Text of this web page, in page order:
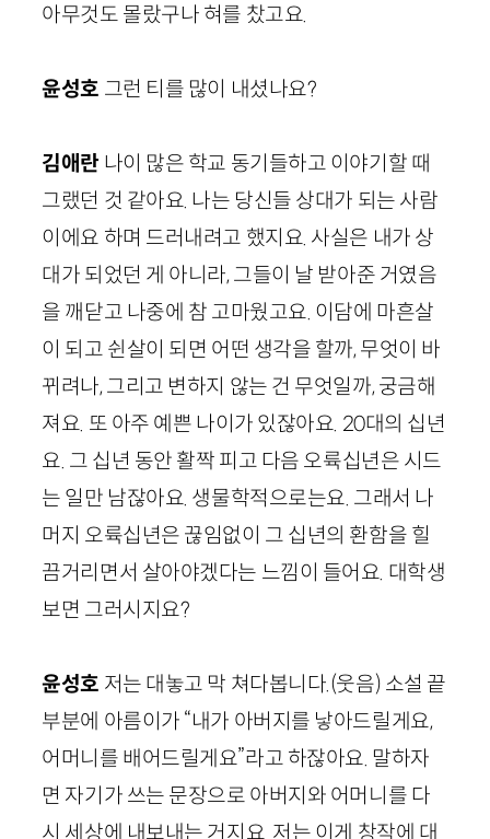
아무것도 몰랐구나 혀를 찼고요.
윤성호 그런 티를 많이 내셨나요?
김애란 나이 많은 학교 동기들하고 이야기할 때
그랬던 것 같아요. 나는 당신들 상대가 되는 사람
이에요 하며 드러내려고 했지요. 사실은 내가 상
대가 되었던 게 아니라, 그들이 날 받아준 거였음
을 깨닫고 나중에 참 고마웠고요. 이담에 마흔살
이 되고 쉰살이 되면 어떤 생각을 할까, 무엇이 바
뀌려나, 그리고 변하지 않는 건 무엇일까, 궁금해
져요. 또 아주 예쁜 나이가 있잖아요. 20대의 십년
요. 그 십년 동안 활짝 피고 다음 오륙십년은 시드
는 일만 남잖아요. 생물학적으로는요. 그래서 나
머지 오륙십년은 끊임없이 그 십년의 환함을 힐
끔거리면서 살아야겠다는 느낌이 들어요. 대학생
보면 그러시지요?
윤성호 저는 대놓고 막 쳐다봅니다.(웃음) 소설 끝
부분에 아름이가 “내가 아버지를 낳아드릴게요,
어머니를 배어드릴게요”라고 하잖아요. 말하자
면 자기가 쓰는 문장으로 아버지와 어머니를 다
시 세상에 내보내는 거지요. 저는 이게 창작에 대